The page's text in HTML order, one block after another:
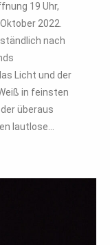
19 Uhr,
2022.
nach
Licht und der
in feinsten
überaus
lautlose…